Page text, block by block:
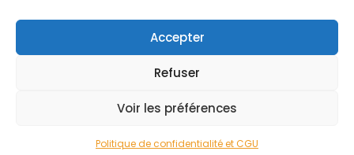
Accepter
Refuser
Voir les préférences
Politique de confidentialité et CGU
Código promocional
Rentrée
© 2026 Tous droits réservés.
Rechercher Marchands Catégories